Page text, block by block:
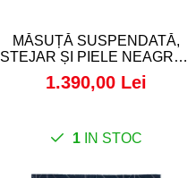
MĂSUȚĂ SUSPENDATĂ,
STEJAR ȘI PIELE NEAGRĂ -
CIRCULUM
1.390,00 Lei
1IN STOC